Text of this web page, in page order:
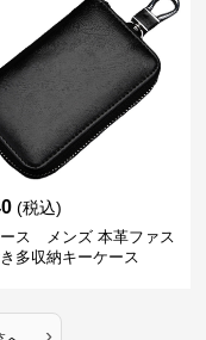
(税込)
ス メンズ 本革ファス
多収納キーケース